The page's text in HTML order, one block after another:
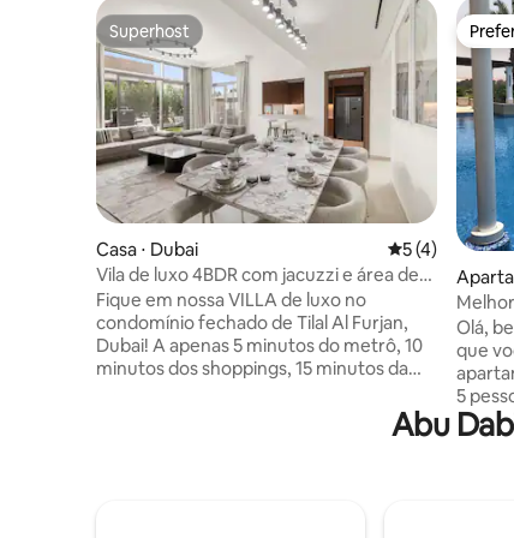
Superhost
Superhost
Casa ⋅ Dubai 5 de uma
5 (4)
Vila de luxo 4BDR com jacuzzi e área de
churrasco
Fique em nossa VILLA de luxo no
condomínio fechado de Tilal Al Furjan,
Dubai! A apenas 5 minutos do metrô, 10
minutos dos shoppings, 15 minutos da
quarto de empregada, cada um com seu
Abu
Olá,
que
5
muito
Abu